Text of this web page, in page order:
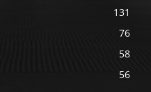
131
76
58
56